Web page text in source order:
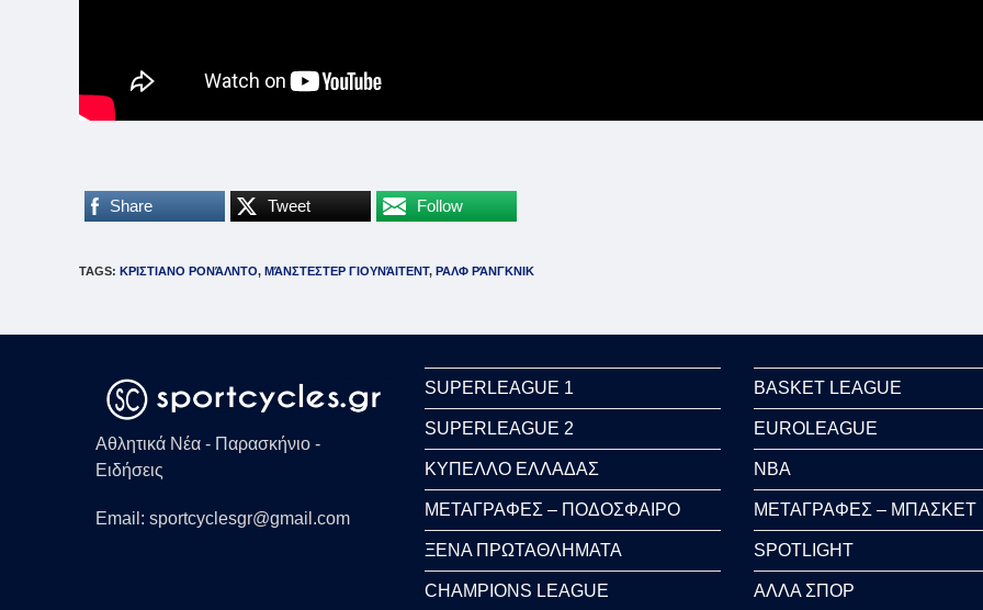
Share Tweet Follow
TAGS: ΚΡΙΣΤΙΑΝΟ ΡΟΝΆΛΝΤΟ, ΜΆΝΣΤΕΣΤΕΡ ΓΙΟΥΝΆΙΤΕΝΤ, ΡΑΛΦ ΡΆΝΓΚΝΙΚ
Αθλητικά Νέα - Παρασκήνιο -
Ειδήσεις
Email: sportcyclesgr@gmail.com
SUPERLEAGUE 1
SUPERLEAGUE 2
ΚΥΠΕΛΛΟ ΕΛΛΑΔΑΣ
ΜΕΤΑΓΡΑΦΕΣ – ΠΟΔΟΣΦΑΙΡΟ
ΞΕΝΑ ΠΡΩΤΑΘΛΗΜΑΤΑ
CHAMPIONS LEAGUE
BASKET LEAGUE
EUROLEAGUE
NBA
ΜΕΤΑΓΡΑΦΕΣ – ΜΠΑΣΚΕΤ
SPOTLIGHT
ΑΛΛΑ ΣΠΟΡ